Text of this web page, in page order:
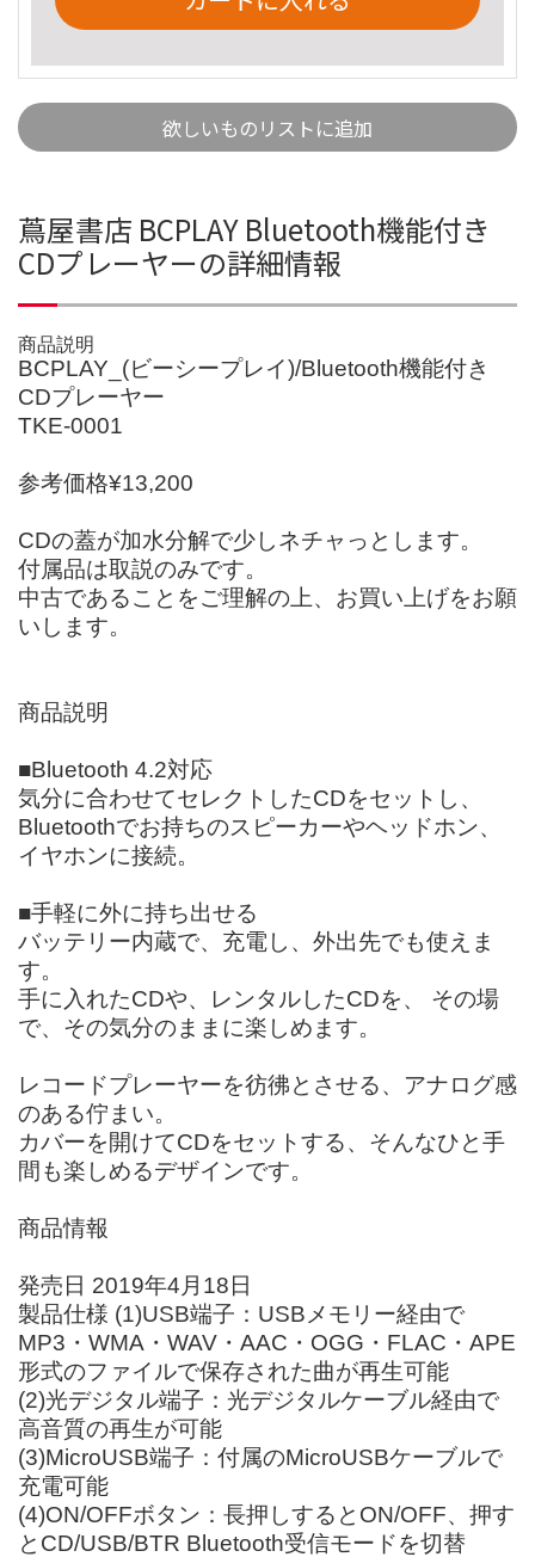
欲しいものリストに追加
蔦屋書店 BCPLAY Bluetooth機能付き
CDプレーヤーの詳細情報
商品説明
BCPLAY_(ビーシープレイ)/Bluetooth機能付き
CDプレーヤー
TKE-0001
参考価格¥13,200
CDの蓋が加水分解で少しネチャっとします。
付属品は取説のみです。
中古であることをご理解の上、お買い上げをお願
いします。
商品説明
■Bluetooth 4.2対応
気分に合わせてセレクトしたCDをセットし、
Bluetoothでお持ちのスピーカーやヘッドホン、
イヤホンに接続。
■手軽に外に持ち出せる
バッテリー内蔵で、充電し、外出先でも使えま
す。
手に入れたCDや、レンタルしたCDを、 その場
で、その気分のままに楽しめます。
レコードプレーヤーを彷彿とさせる、アナログ感
のある佇まい。
カバーを開けてCDをセットする、そんなひと手
間も楽しめるデザインです。
商品情報
発売日 2019年4月18日
製品仕様 (1)USB端子：USBメモリー経由で
MP3・WMA・WAV・AAC・OGG・FLAC・APE
形式のファイルで保存された曲が再生可能
(2)光デジタル端子：光デジタルケーブル経由で
高音質の再生が可能
(3)MicroUSB端子：付属のMicroUSBケーブルで
充電可能
(4)ON/OFFボタン：長押しするとON/OFF、押す
とCD/USB/BTR Bluetooth受信モードを切替